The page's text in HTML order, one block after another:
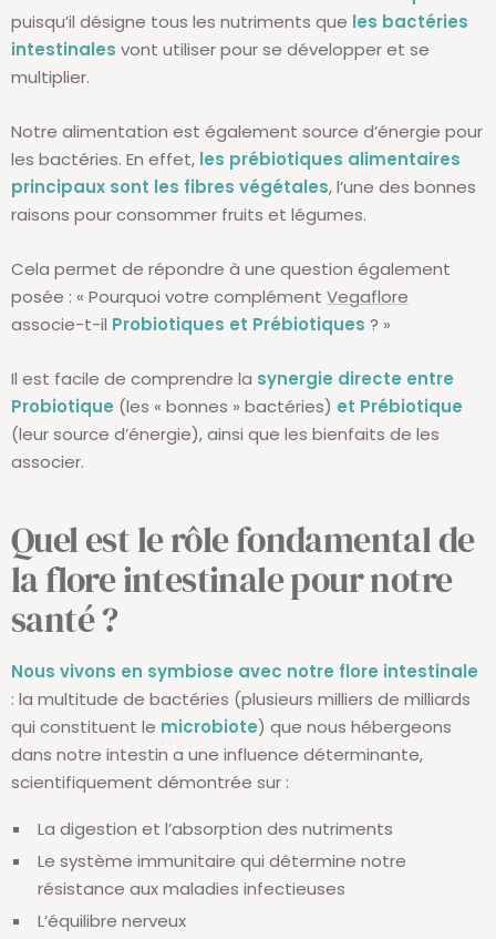
puisqu’il désigne tous les nutriments que les bactéries
intestinales vont utiliser pour se développer et se
multiplier.
Notre alimentation est également source d’énergie pour
les bactéries. En effet, les prébiotiques alimentaires
principaux sont les fibres végétales, l’une des bonnes
raisons pour consommer fruits et légumes.
Cela permet de répondre à une question également
posée : « Pourquoi votre complément Vegaflore
associe-t-il Probiotiques et Prébiotiques ? »
Il est facile de comprendre la synergie directe entre
Probiotique (les « bonnes » bactéries) et Prébiotique
(leur source d’énergie), ainsi que les bienfaits de les
associer.
Quel est le rôle fondamental de
la flore intestinale pour notre
santé ?
Nous vivons en symbiose avec notre flore intestinale
: la multitude de bactéries (plusieurs milliers de milliards
qui constituent le microbiote) que nous hébergeons
dans notre intestin a une influence déterminante,
scientifiquement démontrée sur :
La digestion et l’absorption des nutriments
Le système immunitaire qui détermine notre
résistance aux maladies infectieuses
L’équilibre nerveux